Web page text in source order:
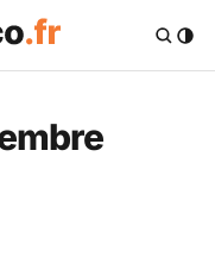
Eco .fr —